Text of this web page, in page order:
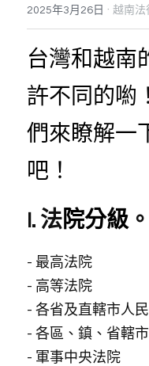
企業併購與
多角貿易與
越南公共關
ESG企業輔
ISO企業輔
越南工業區
銀行債權取
馬來西亞服
新加坡服務
Dân sự, Ly
Dịch vụ
Dịch vụ
東律
2025年3月26日 · 越南法
台灣和越南
許不同的喲
們來瞭解一
吧！
I. 法院分級。
- 最高法院
- 高等法院
- 各省及直轄市人
- 各區、鎮、省轄
- 軍事中央法院